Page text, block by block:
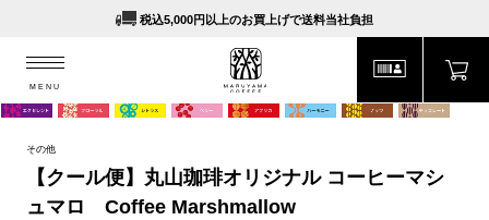
税込5,000円以上のお買上げで送料当社負担
MENU
その他
【クール便】丸山珈琲オリジナル コーヒーマシ
ュマロ Coffee Marshmallow